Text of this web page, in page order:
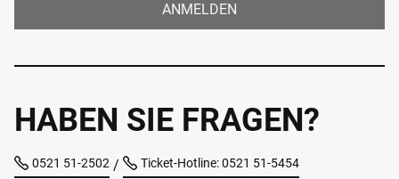
ANMELDEN
HABEN SIE FRAGEN?
0521 51-2502 / Ticket-Hotline: 0521 51-5454